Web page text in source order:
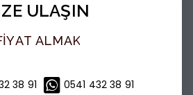
ULAŞIN
İYAT ALMAK
38 91 0541 432 38 91